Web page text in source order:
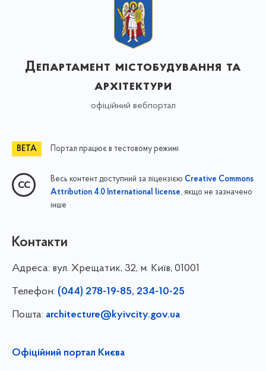
Департамент містобудування та
архітектури
офіційний вебпортал
Портал працює в тестовому режимі
Весь контент доступний за ліцензією Creative Commons
Attribution 4.0 International license, якщо не зазначено
інше
Контакти
Адреса: вул. Хрещатик, 32, м. Київ, 01001
Телефон: (044) 278-19-85, 234-10-25
Пошта: architecture@kyivcity.gov.ua
Офіційний портал Києва